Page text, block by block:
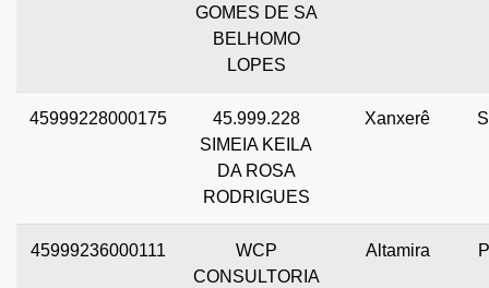
GOMES DE SA
BELHOMO
LOPES
45999228000175
45.999.228
SIMEIA KEILA
DA ROSA
RODRIGUES
Xanxerê
45999236000111
WCP
CONSULTORIA
Altamira